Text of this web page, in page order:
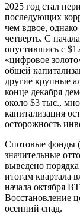
2025 год стал
последующих
чем вдвое,
четверть. С
опустившись с
«цифровое
общей
другие крупные
конце декабря
около $3 тыс.,
капитализация
осторожность
Спотовые фонды
значительные
выведено
итогам квартала
начала октября
Восстановление
осенний спад.